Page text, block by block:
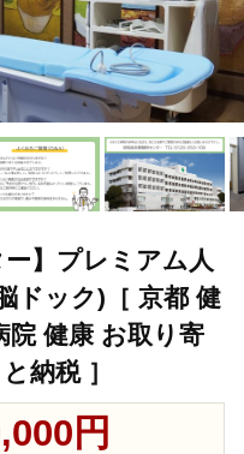
ー】プレミアム人
ドック)［ 京都 健
院 健康 お取り寄
納税 ］
円